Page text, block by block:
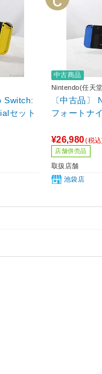
Switch:
セット
中古商品
Nintendo(任天
〔中古品〕
フォートナ
¥26,980(税込
店舗併売品
取扱店舗
池袋店